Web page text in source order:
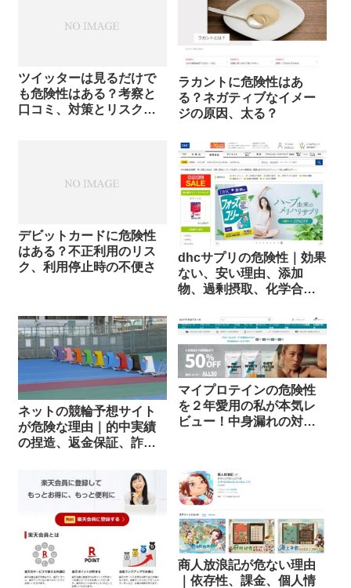
ツイッターは見るだけで
も危険性はある？考察と
口コミ、対策とリスク回
ラカントに危険性はあ
る？ネガティブなイメー
ジの原因、太る？
デビットカードに危険性
はある？不正利用のリス
ク、利用停止時の不便さ
dhcサプリの危険性｜効果
ない、安い理由、添加
物、過剰摂取、化学合成
ネットの競輪予想サイト
が危険な理由｜的中実績
の捏造、返金保証、詐
マイプロテインの危険性
を２年愛用の私が本気レ
ビュー！中身漏れの対応
商人放浪記が危ない理由
｜依存性、課金、個人情